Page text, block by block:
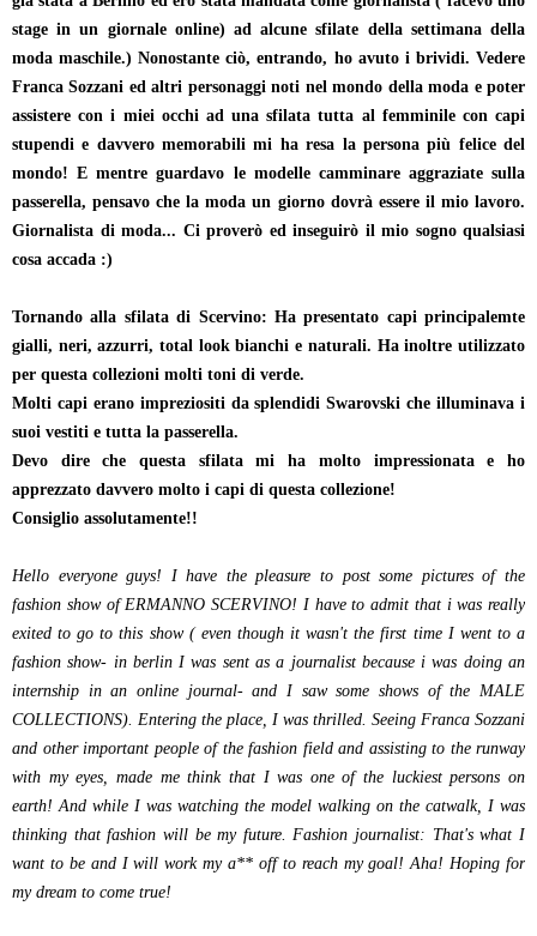
stage in un giornale online) ad alcune sfilate della settimana della
moda maschile.) Nonostante ciò, entrando, ho avuto i brividi. Vedere
Franca Sozzani ed altri personaggi noti nel mondo della moda e poter
assistere con i miei occhi ad una sfilata tutta al femminile con capi
stupendi e davvero memorabili mi ha resa la persona più felice del
mondo! E mentre guardavo le modelle camminare aggraziate sulla
passerella, pensavo che la moda un giorno dovrà essere il mio lavoro.
Giornalista di moda... Ci proverò ed inseguirò il mio sogno qualsiasi
cosa accada :)
Tornando alla sfilata di Scervino: Ha presentato capi principalemte
gialli, neri, azzurri, total look bianchi e naturali. Ha inoltre utilizzato
per questa collezioni molti toni di verde.
Molti capi erano impreziositi da splendidi Swarovski che illuminava i
suoi vestiti e tutta la passerella.
Devo dire che questa sfilata mi ha molto impressionata e ho
apprezzato davvero molto i capi di questa collezione!
Consiglio assolutamente!!
Hello everyone guys! I have the pleasure to post some pictures of the
fashion show of ERMANNO SCERVINO! I have to admit that i was really
exited to go to this show ( even though it wasn't the first time I went to a
fashion show- in berlin I was sent as a journalist because i was doing an
internship in an online journal- and I saw some shows of the MALE
COLLECTIONS). Entering the place, I was thrilled. Seeing Franca Sozzani
and other important people of the fashion field and assisting to the runway
with my eyes, made me think that I was one of the luckiest persons on
earth! And while I was watching the model walking on the catwalk, I was
thinking that fashion will be my future. Fashion journalist: That's what I
want to be and I will work my a** off to reach my goal! Aha! Hoping for
my dream to come true!